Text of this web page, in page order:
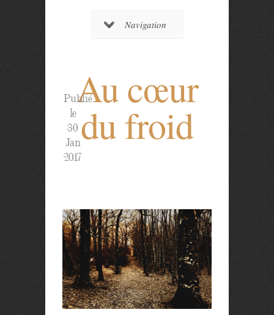
Navigation
Au cœur
du froid
Publié
le
30
Jan
2017